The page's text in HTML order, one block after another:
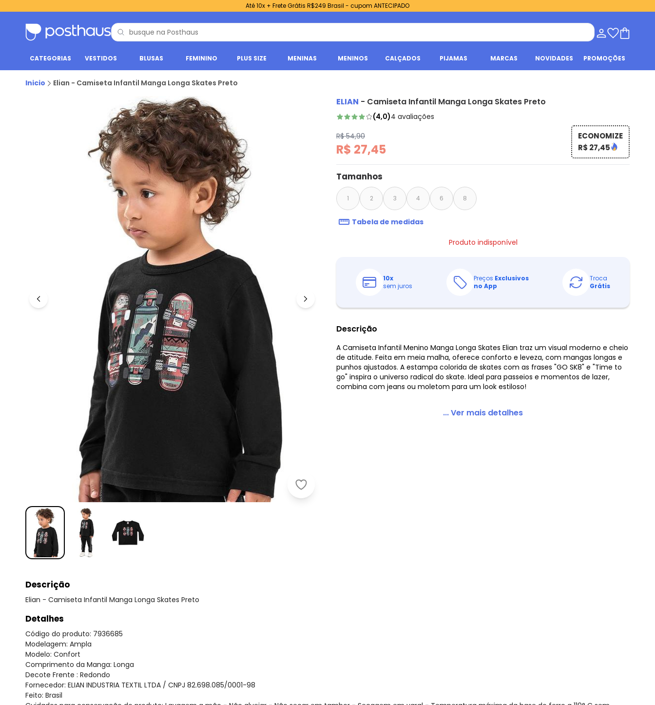
Até 10x + Frete Grátis R$249 Brasil - cupom ANTECIPADO
CATEGORIAS VESTIDOS BLUSAS FEMININO PLUS SIZE MENINAS MENINOS CALÇADOS PIJAMAS MARCAS NOVIDADES PROMOÇÕES
Inicio Elian - Camiseta Infantil Manga Longa Skates Preto
Elian - Camiseta Infantil Manga Longa Skates Preto
ELIAN - Camiseta Infantil Manga Longa Skates Preto
(4,0)4 avaliações
R$ 54,90
R$ 27,45
ECONOMIZE
R$ 27,45
Tamanhos
1 2 3 4 6 8
Tabela de medidas
Produto indisponível
10x
sem juros
Preços Exclusivos
no App
Troca
Grátis
Descrição
A Camiseta Infantil Menino Manga Longa Skates Elian traz um visual moderno e cheio
de atitude. Feita em meia malha, oferece conforto e leveza, com mangas longas e
punhos ajustados. A estampa colorida de skates com as frases "GO SK8" e "Time to
go" inspira o universo radical do skate. Ideal para passeios e momentos de lazer,
combina com jeans ou moletom para um look estiloso!
... Ver mais detalhes
Descrição
Elian - Camiseta Infantil Manga Longa Skates Preto
Detalhes
Código do produto: 7936685
Modelagem: Ampla
Modelo: Confort
Comprimento da Manga: Longa
Decote Frente : Redondo
Fornecedor: ELIAN INDUSTRIA TEXTIL LTDA / CNPJ 82.698.085/0001-98
Feito: Brasil